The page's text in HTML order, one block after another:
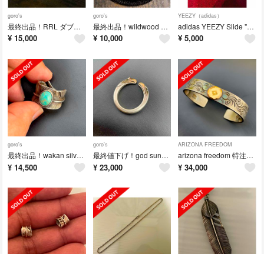
goro's
最終出品！RRL ダブルアールエル ブラウン レザーウォレット 財布
¥ 15,000
goro's
最終出品！wildwood ワイルドウッド シルバービーズ ブレスレット
¥ 10,000
YEEZY（adidas）
adidas YEEZY Slide "Glow Green" 26.5cm
¥ 5,000
goro's
最終出品！wakan silver smith ターコイズ付き フェザーリング
¥ 14,500
goro's
最終値下げ！god suns ゴットサンズ イーグルフェイス リング 大 20号
¥ 23,000
ARIZONA FREEDOM
arizona freedom 特注オーダー K18 金メタル 唐草 バングル
¥ 34,000